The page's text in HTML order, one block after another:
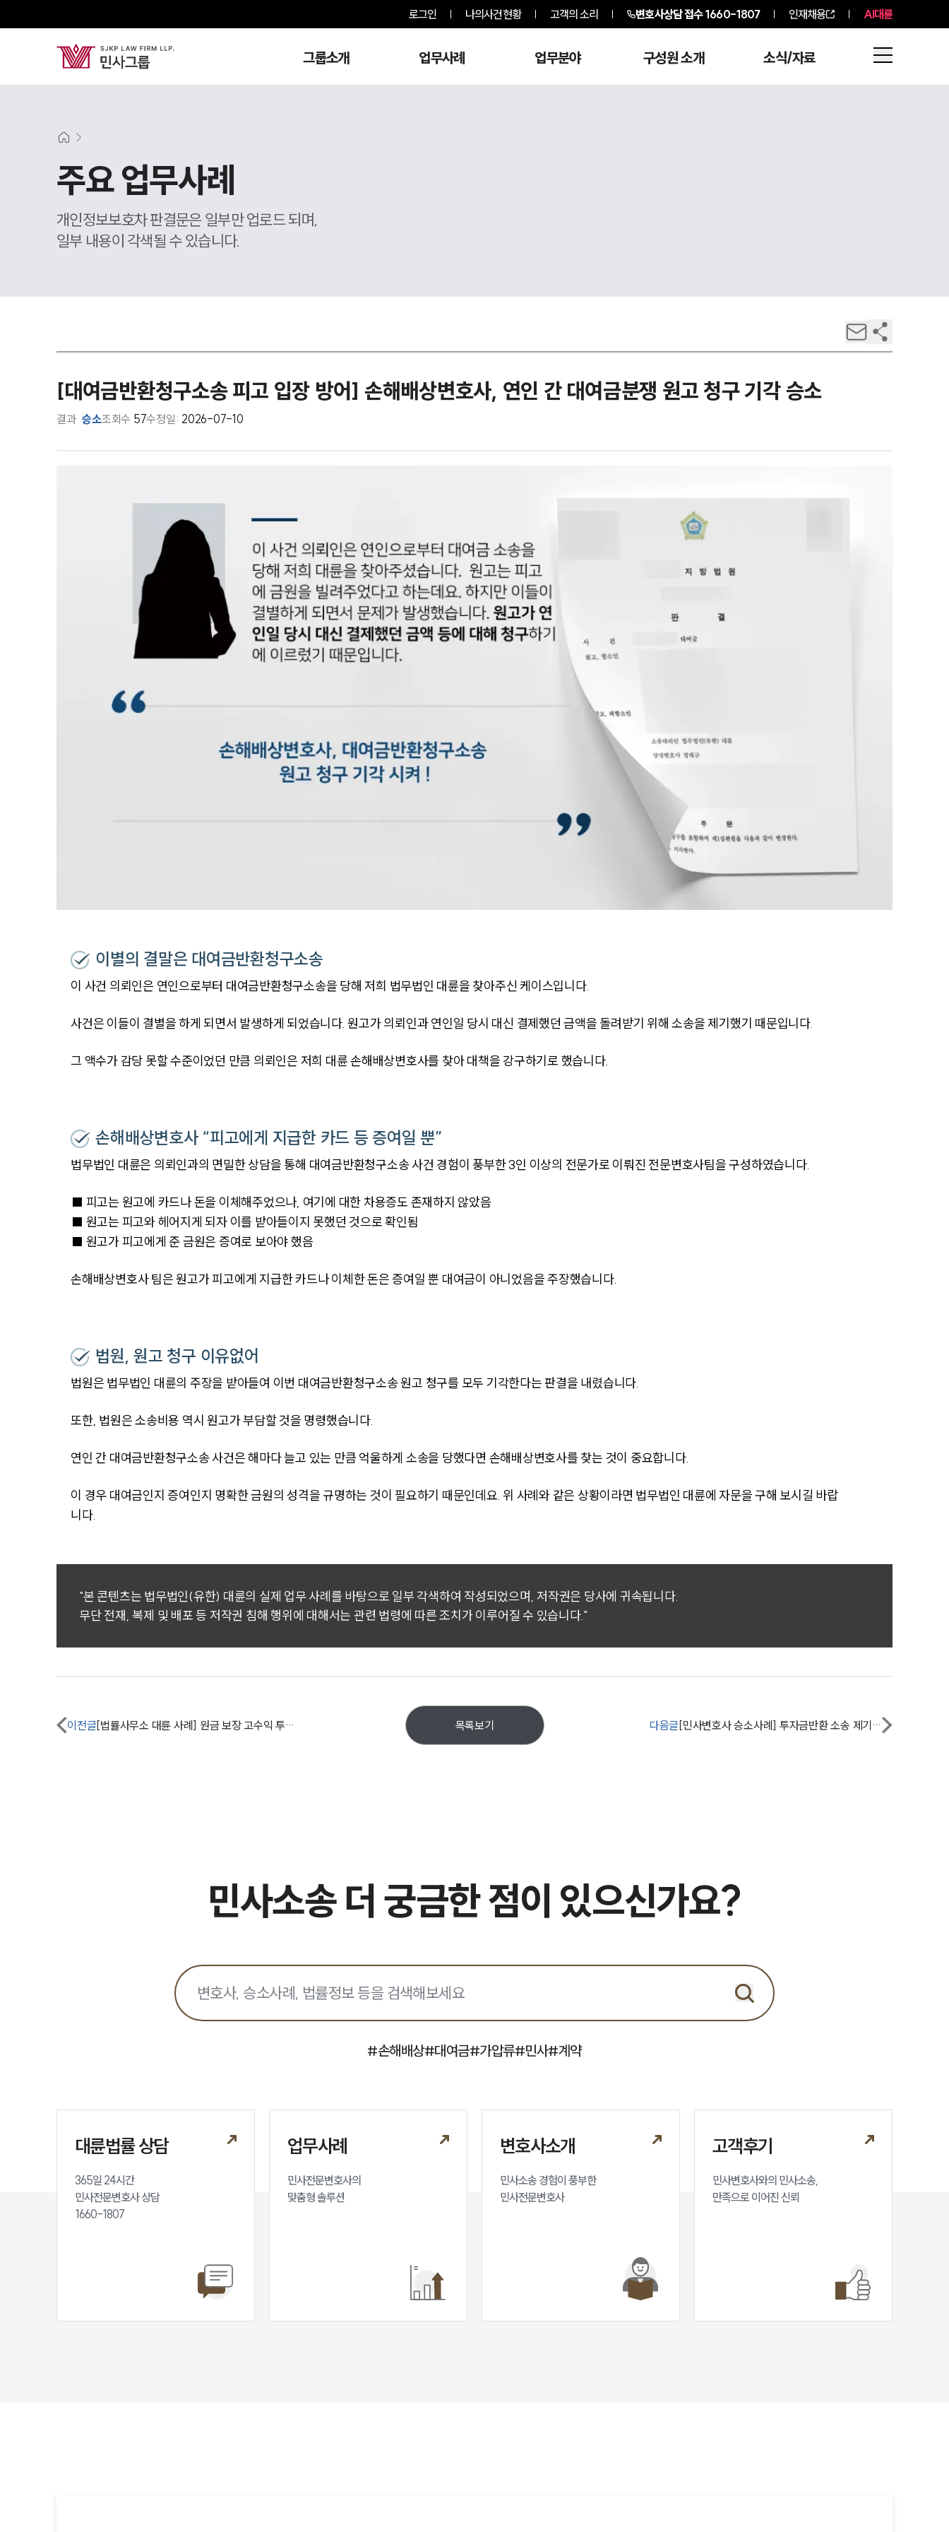
로그인 나의사건현황 고객의 소리 변호사상담 접수1660-1807 인재채용 AI대륜
그룹소개 업무사례 업무분야 구성원 소개 소식/자료
민사그룹 업무
구성원 소개
소식/자료
대륜법률상담예약
주요 업무사례
개인정보보호차 판결문은 일부만 업로드 되며,
일부 내용이 각색될 수 있습니다.
[대여금반환청구소송 피고 입장 방어] 손해배상변호사, 연인 간 대여금분쟁 원고 청구 기각 승소
결과 승소조회수 57수정일: 2026-07-10
이별의 결말은 대여금반환청구소송
이 사건 의뢰인은 연인으로부터 대여금반환청구소송을 당해 저희 법무법인 대륜을 찾아주신 케이스입니다.
사건은 이들이 결별을 하게 되면서 발생하게 되었습니다. 원고가 의뢰인과 연인일 당시 대신 결제했던 금액을 돌려받기 위해 소송을 제기했기 때문입니다.
그 액수가 감당 못할 수준이었던 만큼 의뢰인은 저희 대륜 손해배상변호사를 찾아 대책을 강구하기로 했습니다.
손해배상변호사 “피고에게 지급한 카드 등 증여일 뿐”
법무법인 대륜은 의뢰인과의 면밀한 상담을 통해 대여금반환청구소송 사건 경험이 풍부한 3인 이상의 전문가로 이뤄진 전문변호사팀을 구성하였습니다.
■ 피고는 원고에 카드나 돈을 이체해주었으나, 여기에 대한 차용증도 존재하지 않았음
■ 원고는 피고와 헤어지게 되자 이를 받아들이지 못했던 것으로 확인됨
■ 원고가 피고에게 준 금원은 증여로 보아야 했음
손해배상변호사 팀은 원고가 피고에게 지급한 카드나 이체한 돈은 증여일 뿐 대여금이 아니었음을 주장했습니다.
법원, 원고 청구 이유없어
법원은 법무법인 대륜의 주장을 받아들여 이번 대여금반환청구소송 원고 청구를 모두 기각한다는 판결을 내렸습니다.
또한, 법원은 소송비용 역시 원고가 부담할 것을 명령했습니다.
연인 간 대여금반환청구소송 사건은 해마다 늘고 있는 만큼 억울하게 소송을 당했다면 손해배상변호사를 찾는 것이 중요합니다.
이 경우 대여금인지 증여인지 명확한 금원의 성격을 규명하는 것이 필요하기 때문인데요. 위 사례와 같은 상황이라면 법무법인 대륜에 자문을 구해 보시길 바랍
니다.
"본 콘텐츠는 법무법인(유한) 대륜의 실제 업무 사례를 바탕으로 일부 각색하여 작성되었으며, 저작권은 당사에 귀속됩니다.
무단 전재, 복제 및 배포 등 저작권 침해 행위에 대해서는 관련 법령에 따른 조치가 이루어질 수 있습니다."
이전글 [법률사무소 대륜 사례] 원금 보장 고수익 투자 사기에 속은 의뢰인 민사소송변호사 도움으로 투자금 회수 목록보기 다음글 [민사변호사 승소사례] 투자금반환 소송 제기해 1억 1000만 원 전액 받아내
민사소송 더 궁금한 점이 있으신가요?
#손해배상#대여금#가압류#민사#계약
대륜법률 상담
365일 24시간
민사전문변호사 상담
1660-1807
업무사례
민사전문변호사의
맞춤형 솔루션
변호사소개
민사소송 경험이 풍부한
민사전문변호사
고객후기
민사변호사와의 민사소송,
만족으로 이어진 신뢰